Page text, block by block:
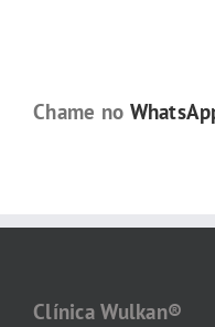
Chame no
Clínica Wulkan®